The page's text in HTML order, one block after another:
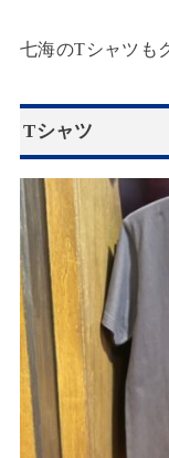
七海のTシャツも
Tシャツ